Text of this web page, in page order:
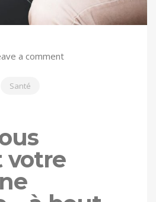
a comment
Santé
votre